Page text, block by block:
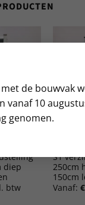
de bouwvak
vanaf 10
genomen.
diep
btw
S1
250cm
150cm
Vanaf: €